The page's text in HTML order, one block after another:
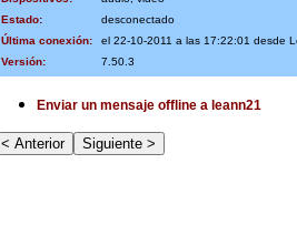
Estado:
desconectado
Última conexión:
el 22-10-2011 a las 17:22:01 desde
Versión:
7.50.3
Enviar un mensaje offline a leann21